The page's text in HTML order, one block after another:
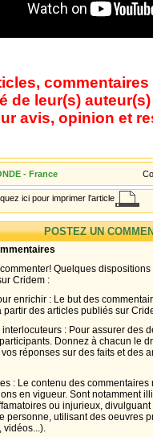
de leur(s)
avis, opinion et
- France
ici pour imprimer l'article
POSTEZ UN
Quelques
Cridem :
enrichir : Le but des
partir des articles publiés sur
interlocuteurs : Pour assurer des
Donnez à chacun le
réponses sur des faits et des
: Le contenu des
en vigueur. Sont notamment
ou injurieux,
personne, utilisant des oeuvres
vidéos...).